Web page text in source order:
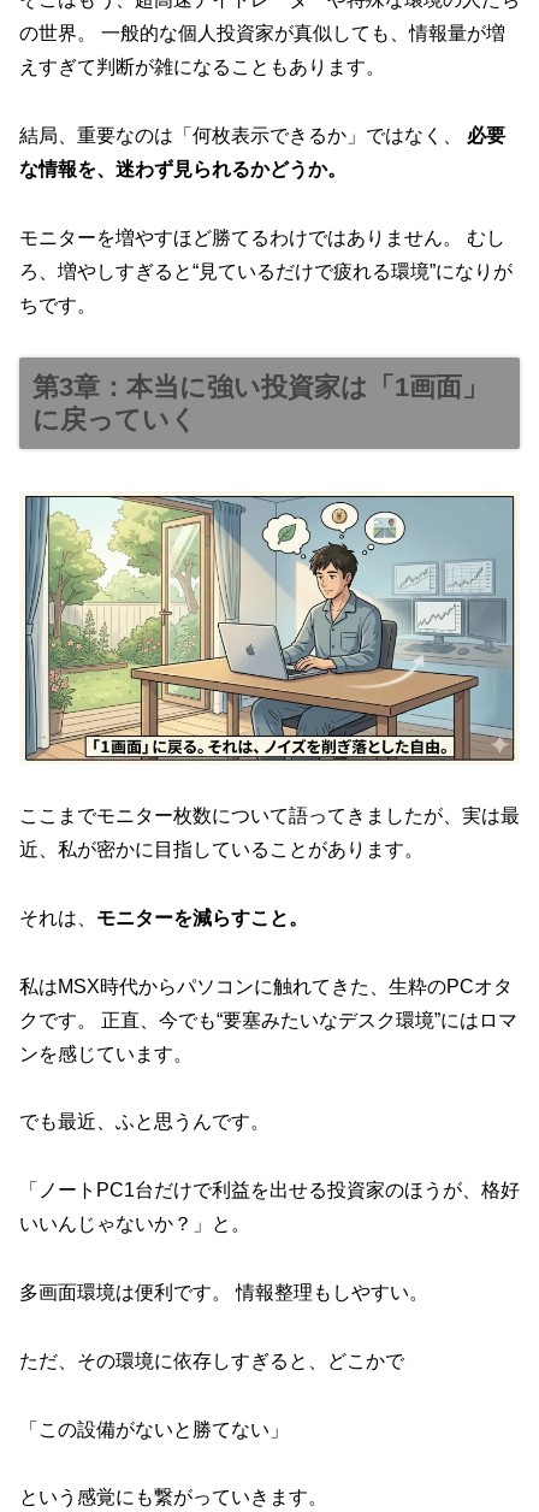
の世界。 一般的な個人投資家が真似しても、情報量が増
えすぎて判断が雑になることもあります。
結局、重要なのは「何枚表示できるか」ではなく、 必要
な情報を、迷わず見られるかどうか。
モニターを増やすほど勝てるわけではありません。 むし
ろ、増やしすぎると“見ているだけで疲れる環境”になりが
ちです。
第3章：本当に強い投資家は「1画面」
に戻っていく
ここまでモニター枚数について語ってきましたが、実は最
近、私が密かに目指していることがあります。
それは、 モニターを減らすこと。
私はMSX時代からパソコンに触れてきた、生粋のPCオタ
クです。 正直、今でも“要塞みたいなデスク環境”にはロマ
ンを感じています。
でも最近、ふと思うんです。
「ノートPC1台だけで利益を出せる投資家のほうが、格好
いいんじゃないか？」と。
多画面環境は便利です。 情報整理もしやすい。
ただ、その環境に依存しすぎると、どこかで
「この設備がないと勝てない」
という感覚にも繋がっていきます。